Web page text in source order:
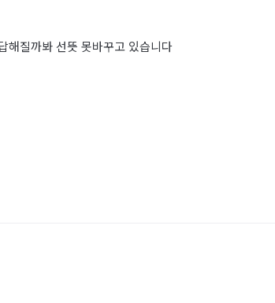
해질까봐 선뜻 못바꾸고 있습니다